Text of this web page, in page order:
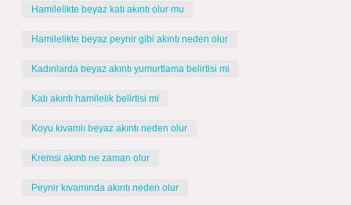
Hamilelikte beyaz katı akıntı olur mu
Hamilelikte beyaz peynir gibi akıntı neden olur
Kadınlarda beyaz akıntı yumurtlama belirtisi mi
Katı akıntı hamilelik belirtisi mi
Koyu kıvamlı beyaz akıntı neden olur
Kremsi akıntı ne zaman olur
Peynir kıvamında akıntı neden olur